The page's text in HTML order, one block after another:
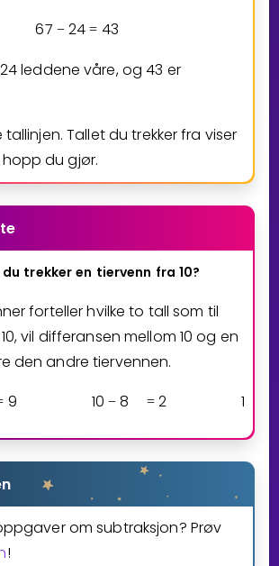
67 − 24 = 43
24leddene våre, og43 er
tallinjen. Tallet du trekker fra viser
du gjør.
du trekker en tiervenn fra 10?
forteller hvilke to tall som til
10, vil differansen mellom 10 og en
den andre tiervennen.
9 10 − 8 = 2 1
om subtraksjon? Prøv
!